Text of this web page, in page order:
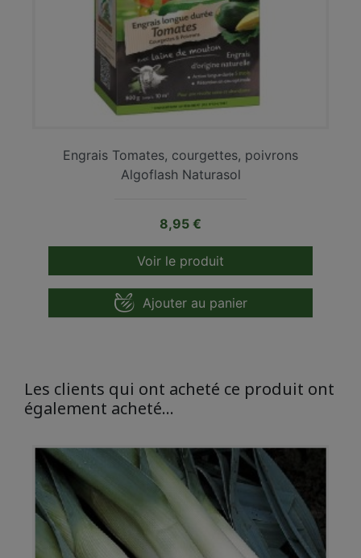
Engrais Tomates, courgettes, poivrons
Algoflash Naturasol
Prix
8,95 €
Voir le produit
Ajouter au panier
Les clients qui ont acheté ce produit ont
également acheté...